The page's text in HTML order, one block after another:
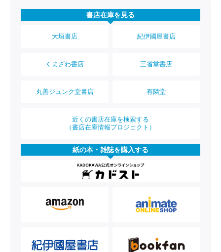
書店在庫を見る
大垣書店 紀伊國屋書店
くまざわ書店 三省堂書店
丸善ジュンク堂書店 有隣堂
近くの書店在庫を検索する
（書店在庫情報プロジェクト）
紙の本・雑誌を購入する